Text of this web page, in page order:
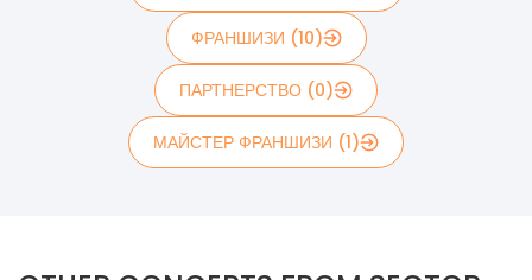
ФРАНШИЗИ (10)
ПАРТНЕРСТВО (0)
МАЙСТЕР ФРАНШИЗИ (1)